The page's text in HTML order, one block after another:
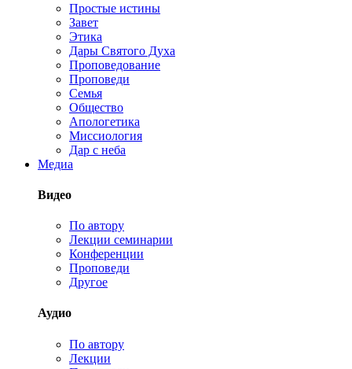
Простые истины
Завет
Этика
Дары Святого Духа
Проповедование
Проповеди
Семья
Общество
Апологетика
Миссиология
Дар с неба
Медиа
Видео
По автору
Лекции семинарии
Конференции
Проповеди
Другое
Аудио
По автору
Лекции